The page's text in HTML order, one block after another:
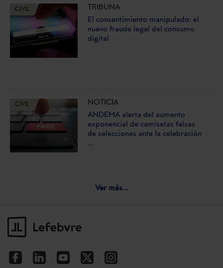
CIVIL
TRIBUNA
El consentimiento manipulado: el
nuevo fraude legal del consumo
digital
CIVIL
NOTICIA
ANDEMA alerta del aumento
exponencial de camisetas falsas
de selecciones ante la celebración
...
Ver más...